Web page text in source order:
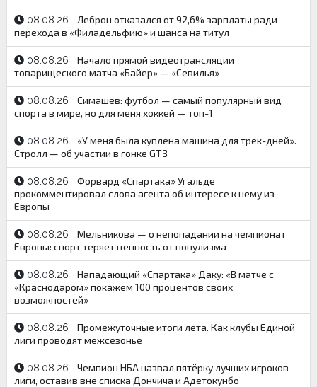
08.08.26
Леброн отказался от 92,6% зарплаты ради
перехода в «Филадельфию» и шанса на титул
08.08.26
Начало прямой видеотрансляции
товарищеского матча «Байер» — «Севилья»
08.08.26
Симашев: футбол — самый популярный вид
спорта в мире, но для меня хоккей — топ-1
08.08.26
«У меня была куплена машина для трек-дней».
Стролл — об участии в гонке GT3
08.08.26
Форвард «Спартака» Угальде
прокомментировал слова агента об интересе к нему из
Европы
08.08.26
Мельникова — о непопадании на чемпионат
Европы: спорт теряет ценность от популизма
08.08.26
Нападающий «Спартака» Даку: «В матче с
«Краснодаром» покажем 100 процентов своих
возможностей»
08.08.26
Промежуточные итоги лета. Как клубы Единой
лиги проводят межсезонье
08.08.26
Чемпион НБА назвал пятёрку лучших игроков
лиги, оставив вне списка Дончича и Адетокунбо